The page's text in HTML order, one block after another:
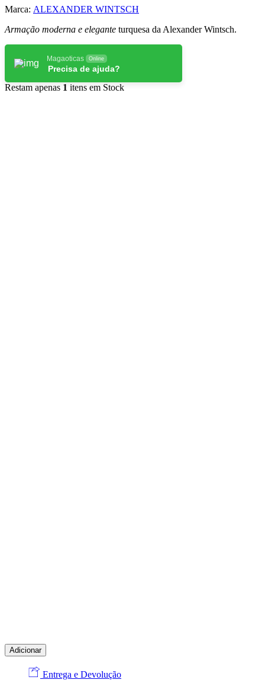
Marca: ALEXANDER WINTSCH
Armação moderna e elegante turquesa da Alexander Wintsch.
Magaoticas Online
Precisa de ajuda?
Restam apenas 1 itens em Stock
Adicionar
Entrega e Devolução